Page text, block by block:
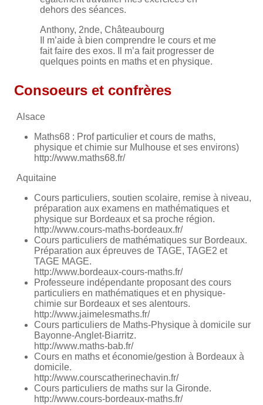
dehors des séances.
Anthony, 2nde, Châteaubourg
Il m’aide à bien comprendre le cours et me
fait faire des exos. Il m’a fait progresser de
quelques points en maths et en physique.
Consoeurs et confrères
Alsace
Maths68 : Prof particulier et cours de maths,
physique et chimie sur Mulhouse et ses environs)
http://www.maths68.fr/
Aquitaine
Cours particuliers, soutien scolaire, remise à niveau,
préparation aux examens en mathématiques et
physique sur Bordeaux et sa proche région.
http://www.cours-maths-bordeaux.fr/
Cours particuliers de mathématiques sur Bordeaux.
Préparation aux épreuves de TAGE, TAGE2 et
TAGE MAGE.
http://www.bordeaux-cours-maths.fr/
Professeure indépendante proposant des cours
particuliers en mathématiques et en physique-
chimie sur Bordeaux et ses alentours.
http://www.jaimelesmaths.fr/
Cours particuliers de Maths-Physique à domicile sur
Bayonne-Anglet-Biarritz.
http://www.maths-bab.fr/
Cours en maths et économie/gestion à Bordeaux à
domicile.
http://www.courscatherinechavin.fr/
Cours particuliers de maths sur la Gironde.
http://www.cours-bordeaux-maths.fr/